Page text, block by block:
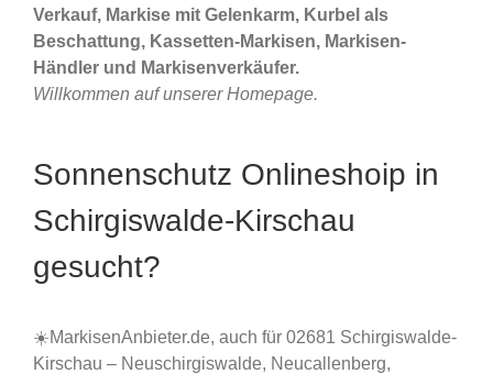
Verkauf, Markise mit Gelenkarm, Kurbel als
Beschattung, Kassetten-Markisen, Markisen-
Händler und Markisenverkäufer.
Willkommen auf unserer Homepage.
Sonnenschutz Onlineshoip in
Schirgiswalde-Kirschau
gesucht?
☀️MarkisenAnbieter.de, auch für 02681 Schirgiswalde-
Kirschau – Neuschirgiswalde, Neucallenberg,